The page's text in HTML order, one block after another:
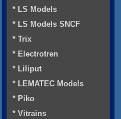
* LS Models
* LS Models SNCF
* Trix
* Electrotren
* Liliput
* LEMATEC Models
* Piko
* Vitrains